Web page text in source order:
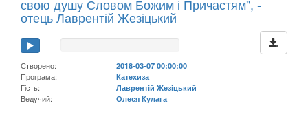
свою душу Словом Божим і Причастям", -
отець Лаврентій Жезіцький
Створено:
2018-03-07 00:00:00
Програма:
Катехиза
Гість:
Лаврентій Жезіцький
Ведучий:
Олеся Кулага